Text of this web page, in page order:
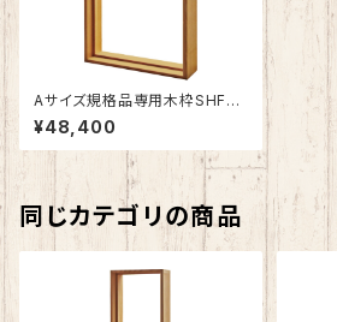
Aサイズ規格品専用木枠SHF-Z
A1
¥48,400
同じカテゴリの商品